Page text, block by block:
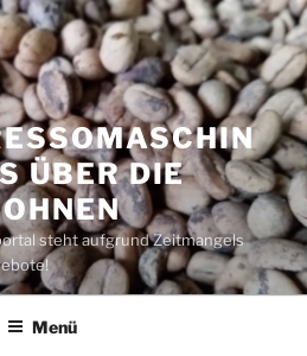
ÜBER DIE
steht aufgrund Zeitmangels
Menü